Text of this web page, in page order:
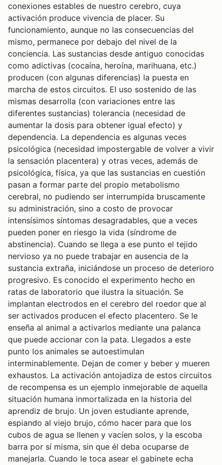
conexiones estables de nuestro cerebro, cuya
activación produce vivencia de placer. Su
funcionamiento, aunque no las consecuencias del
mismo, permanece por debajo del nivel de la
conciencia. Las sustancias desde antiguo conocidas
como adictivas (cocaína, heroína, marihuana, etc.)
producen (con algunas diferencias) la puesta en
marcha de estos circuitos. El uso sostenido de las
mismas desarrolla (con variaciones entre las
diferentes sustancias) tolerancia (necesidad de
aumentar la dosis para obtener igual efecto) y
dependencia. La dependencia es algunas veces
psicológica (necesidad impostergable de volver a vivir
la sensación placentera) y otras veces, además de
psicológica, física, ya que las sustancias en cuestión
pasan a formar parte del propio metabolismo
cerebral, no pudiendo ser interrumpida bruscamente
su administración, sino a costo de provocar
intensísimos síntomas desagradables, que a veces
pueden poner en riesgo la vida (síndrome de
abstinencia). Cuando se llega a ese punto el tejido
nervioso ya no puede trabajar en ausencia de la
sustancia extraña, iniciándose un proceso de deterioro
progresivo. Es conocido el experimento hecho en
ratas de laboratorio que ilustra la situación. Se
implantan electrodos en el cerebro del roedor que al
ser activados producen el efecto placentero. Se le
enseña al animal a activarlos mediante una palanca
que puede accionar con la pata. Llegados a este
punto los animales se autoestimulan
interminablemente. Dejan de comer y beber y mueren
exhaustos. La activación antojadiza de estos circuitos
de recompensa es un ejemplo inmejorable de aquella
situación humana inmortalizada en la historia del
aprendiz de brujo. Un joven estudiante aprende,
espiando al viejo brujo, cómo hacer para que los
cubos de agua se llenen y vacíen solos, y la escoba
barra por sí misma, sin que él deba ocuparse de
manejarla. Cuando le toca asear el gabinete echa